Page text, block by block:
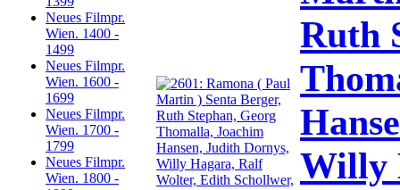
Neues Filmpr.
Wien. 1400 -
1499
Neues Filmpr.
Wien. 1600 -
1699
Neues Filmpr.
Wien. 1700 -
1799
Neues Filmpr.
Wien. 1800 -
Ruth
Willy